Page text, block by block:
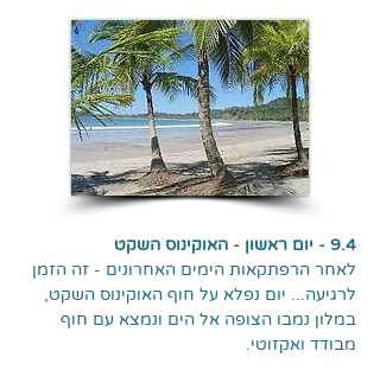
9.4 - יום ראשון - האוקינוס השקט
לאחר הרפתקאות הימים האחרונים - זה הזמן
לרגיעה... יום נפלא על חוף האוקינוס השקט,
במלון נמבו הצופה אל הים ונמצא עם חוף
מבודד ואקזוטי.